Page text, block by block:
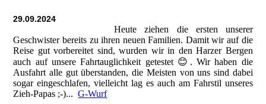
29.09.2024
Heute ziehen die ersten unserer
Geschwister bereits zu ihren neuen Familien. Damit wir auf die
Reise gut vorbereitet sind, wurden wir in den Harzer Bergen
auch auf unsere Fahrtauglichkeit getestet 😊. Wir haben die
Ausfahrt alle gut überstanden, die Meisten von uns sind dabei
sogar eingeschlafen, vielleicht lag es auch am Fahrstil unseres
Zieh-Papas ;-)...G-Wurf